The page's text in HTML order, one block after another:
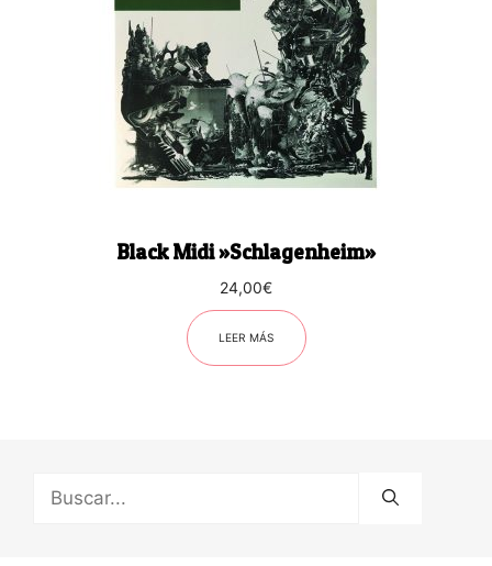
Black Midi ‎»Schlagenheim»
24,00€
LEER MÁS